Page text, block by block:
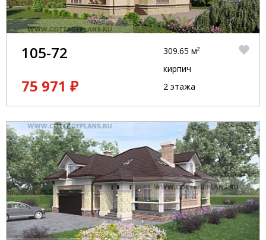
105-72
75 971 ₽
309.65 м²
кирпич
2 этажа